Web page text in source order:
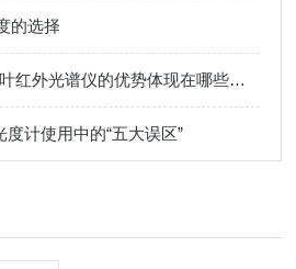
的选择
IRPrestige-21 傅立叶红外光谱仪的优势体现在哪些方面？
度计使用中的“五大误区”